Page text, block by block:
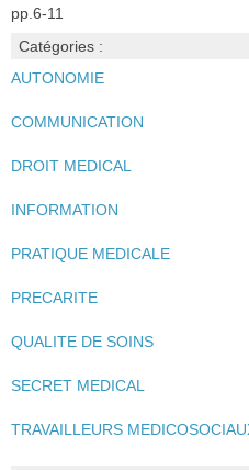
pp.6-11
Catégories :
AUTONOMIE
COMMUNICATION
DROIT MEDICAL
INFORMATION
PRATIQUE MEDICALE
PRECARITE
QUALITE DE SOINS
SECRET MEDICAL
TRAVAILLEURS